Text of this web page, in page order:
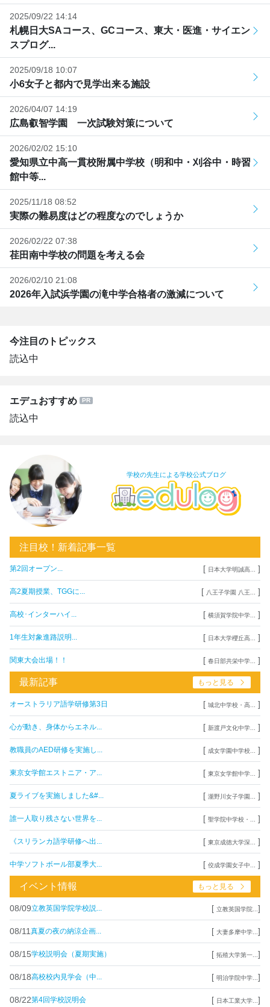
2025/09/22 14:14
札幌日大SAコース、GCコース、東大・医進・サイエン
スプログ...
2025/09/18 10:07
小6女子と都内で見学出来る施設
2026/04/07 14:19
広島叡智学園 一次試験対策について
2026/02/02 15:10
愛知県立中高一貫校附属中学校（明和中・刈谷中・時習
館中等...
2025/11/18 08:52
実際の難易度はどの程度なのでしょうか
2026/02/22 07:38
荏田南中学校の問題を考える会
2026/02/10 21:08
2026年入試浜学園の滝中学合格者の激減について
今注目のトピックス
読込中
エデュおすすめ
読込中
学校の先生による学校公式ブログ
注目校！新着記事一覧
第2回オープン... [ 日本大学明誠高... ]
高2夏期授業、TGGに... [ 八王子学園 八王... ]
高校･インターハイ... [ 横須賀学院中学... ]
1年生対象進路説明... [ 日本大学櫻丘高... ]
関東大会出場！！ [ 春日部共栄中学... ]
最新記事 もっと見る
オーストラリア語学研修第3日 [ 城北中学校・高... ]
心が動き、身体からエネル... [ 新渡戸文化中学... ]
教職員のAED研修を実施し... [ 成女学園中学校... ]
東京女学館エストニア・ア... [ 東京女学館中学... ]
夏ライブを実施しました&#... [ 瀧野川女子学園... ]
誰一人取り残さない世界を... [ 聖学院中学校・... ]
《スリランカ語学研修へ出... [ 東京成徳大学深... ]
中学ソフトボール部夏季大... [ 佼成学園女子中... ]
イベント情報 もっと見る
08/09立教英国学院学校説... [ 立教英国学院... ]
08/11 真夏の夜の納涼企画... [ 大妻多摩中学... ]
08/15学校説明会（夏期実施） [ 拓殖大学第一... ]
08/18高校校内見学会（中... [ 明治学院中学... ]
08/22第4回学校説明会 [ 日本工業大学... ]